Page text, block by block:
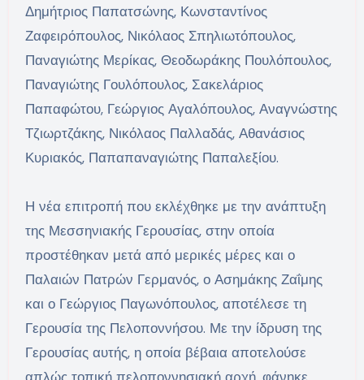
Δημήτριος Παπατσώνης, Κωνσταντίνος
Ζαφειρόπουλος, Νικόλαος Σπηλιωτόπουλος,
Παναγιώτης Μερίκας, Θεοδωράκης Πουλόπουλος,
Παναγιώτης Γουλόπουλος, Σακελάριος
Παπαφώτου, Γεώργιος Αγαλόπουλος, Αναγνώστης
Τζιωρτζάκης, Νικόλαος Παλλαδάς, Αθανάσιος
Κυριακός, Παπαπαναγιώτης Παπαλεξίου.
Η νέα επιτροπή που εκλέχθηκε με την ανάπτυξη
της Μεσσηνιακής Γερουσίας, στην οποία
προστέθηκαν μετά από μερικές μέρες και ο
Παλαιών Πατρών Γερμανός, ο Ασημάκης Ζαΐμης
και ο Γεώργιος Παγωνόπουλος, αποτέλεσε τη
Γερουσία της Πελοποννήσου. Με την ίδρυση της
Γερουσίας αυτής, η οποία βέβαια αποτελούσε